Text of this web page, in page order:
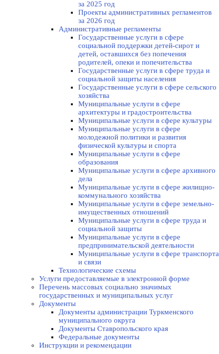
за 2025 год
Проекты административных регламентов
за 2026 год
Административные регламенты
Государственные услуги в сфере
социальной поддержки детей-сирот и
детей, оставшихся без попечения
родителей, опеки и попечительства
Государственные услуги в сфере труда и
социальной защиты населения
Государственные услуги в сфере сельского
хозяйства
Муниципальные услуги в сфере
архитектуры и градостроительства
Муниципальные услуги в сфере культуры
Муниципальные услуги в сфере
молодежной политики и развития
физической культуры и спорта
Муниципальные услуги в сфере
образования
Муниципальные услуги в сфере архивного
дела
Муниципальные услуги в сфере жилищно-
коммунального хозяйства
Муниципальные услуги в сфере земельно-
имущественных отношений
Муниципальные услуги в сфере труда и
социальной защиты
Муниципальные услуги в сфере
предпринимательской деятельности
Муниципальные услуги в сфере транспорта
и связи
Технологические схемы
Услуги предоставляемые в электронной форме
Перечень массовых социально значимых
государственных и муниципальных услуг
Документы
Документы администрации Туркменского
муниципального округа
Документы Ставропольского края
Федеральные документы
Инструкции и рекомендации